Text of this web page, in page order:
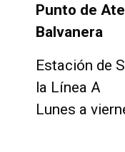
Punto de
Balvanera
Estación de
la Línea A
Lunes a